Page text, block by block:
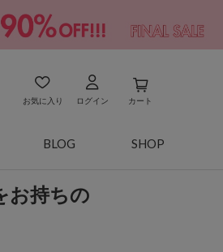
お気に入り ログイン カート
BLOG SHOP
お持ちの